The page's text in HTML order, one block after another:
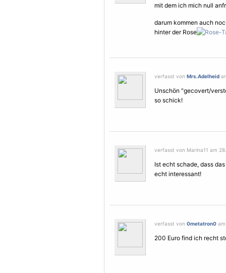
mit dem ich mich null
darum kommen auch
hinter der Rose
verfasst von Mrs.Adelheid
Unschön "gecovert/
so schick!
verfasst von Marina11 am
Ist echt schade, dass
echt interessant!
verfasst von 0metatron0
200 Euro find ich recht